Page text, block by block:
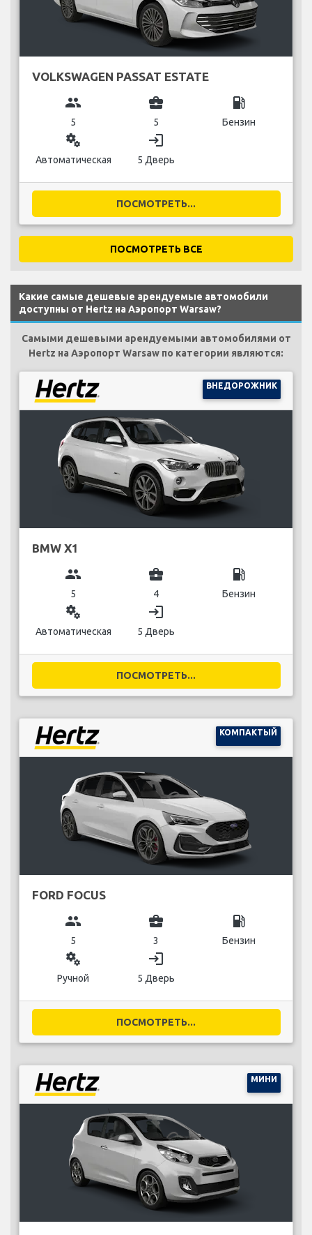
VOLKSWAGEN PASSAT ESTATE
group
5
business_center
5
local_gas_station
Бензин
miscellaneous_services
Автоматическая
login
5 Дверь
ПОСМОТРЕТЬ...
ПОСМОТРЕТЬ ВСЕ
Какие самые дешевые арендуемые автомобили
доступны от Hertz на Аэропорт Warsaw?
Самыми дешевыми арендуемыми автомобилями от
Hertz на Аэропорт Warsaw по категории являются:
ВНЕДОРОЖНИК
BMW X1
group
5
business_center
4
local_gas_station
Бензин
miscellaneous_services
Автоматическая
login
5 Дверь
ПОСМОТРЕТЬ...
КОМПАКТЫЙ
FORD FOCUS
group
5
business_center
3
local_gas_station
Бензин
miscellaneous_services
Ручной
login
5 Дверь
ПОСМОТРЕТЬ...
МИНИ